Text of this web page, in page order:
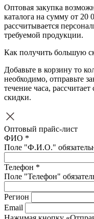
Оптовая закупка
каталога на сумму от 20
рассчитывается
требуемой продукции.
Как получить большую
Добавьте в корзину то
необходимо, отправьте
течение часа,
скидки.
Оптовый прайс-лист
ФИО *
Поле "Ф.И.О."
Телефон *
Поле "Телефон"
Регион
Email